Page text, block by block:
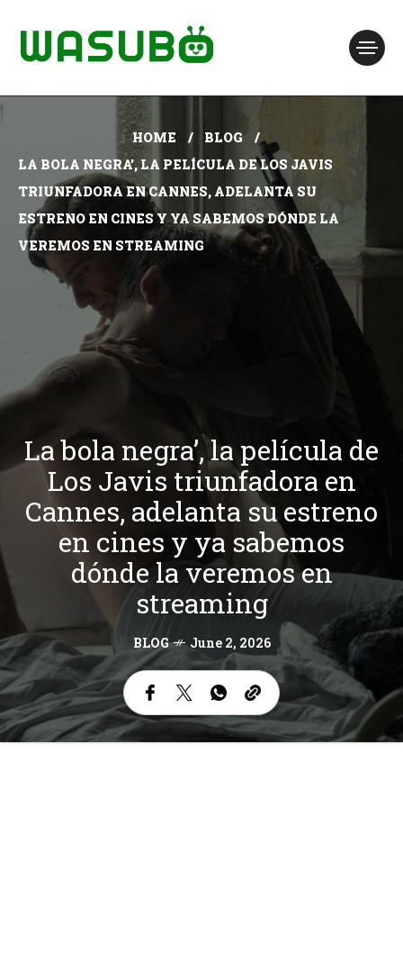
HOME
BLOG
LA BOLA NEGRA’, LA PELÍCULA DE LOS JAVIS
TRIUNFADORA EN CANNES, ADELANTA SU
ESTRENO EN CINES Y YA SABEMOS DÓNDE LA
VEREMOS EN STREAMING
La bola negra’, la película de
Los Javis triunfadora en
Cannes, adelanta su estreno
en cines y ya sabemos
dónde la veremos en
streaming
BLOG June 2, 2026